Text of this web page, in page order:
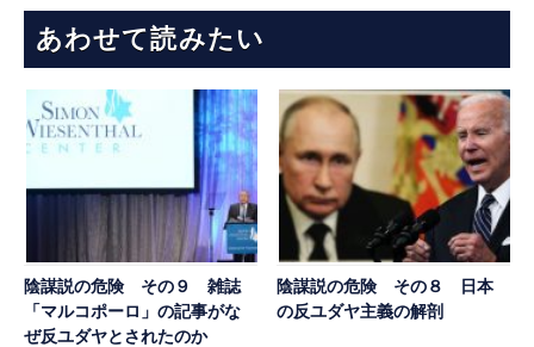
あわせて読みたい
陰謀説の危険 その９ 雑誌
「マルコポーロ」の記事がな
ぜ反ユダヤとされたのか
陰謀説の危険 その８ 日本
の反ユダヤ主義の解剖